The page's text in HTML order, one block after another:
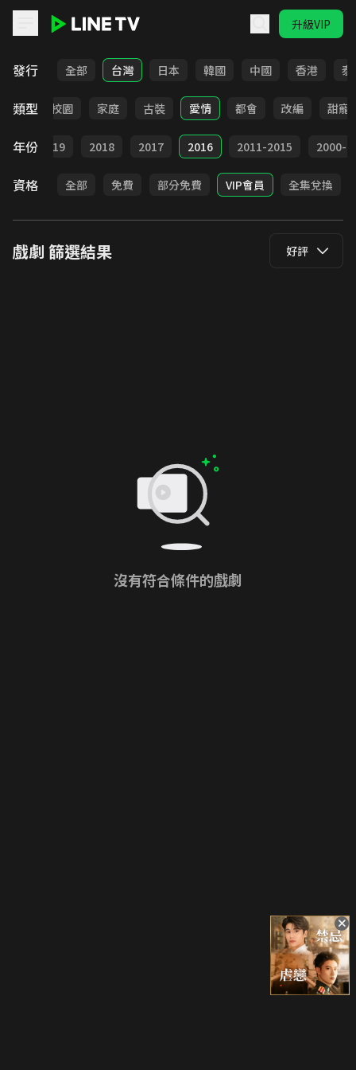
升級VIP
發行 全部 台灣 日本 韓國 中國 香港 泰
類型
職場 校園 家庭 古裝 愛情 都會 改編 甜寵
年份 2019 2018 2017 2016 2011-2015 2000-
資格 全部 免費 部分免費 VIP會員 全集兌換
戲劇 篩選結果 好評
沒有符合條件的戲劇